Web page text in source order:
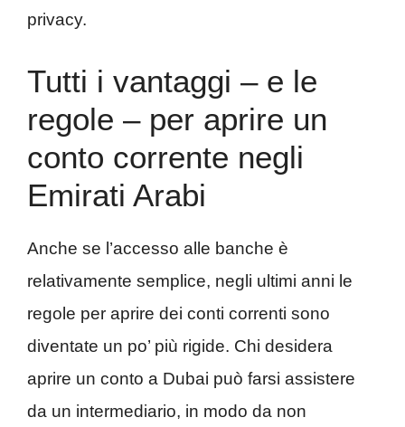
privacy.
Tutti i vantaggi – e le
regole – per aprire un
conto corrente negli
Emirati Arabi
Anche se l’accesso alle banche è
relativamente semplice, negli ultimi anni le
regole per aprire dei conti correnti sono
diventate un po’ più rigide. Chi desidera
aprire un conto a Dubai può farsi assistere
da un intermediario, in modo da non